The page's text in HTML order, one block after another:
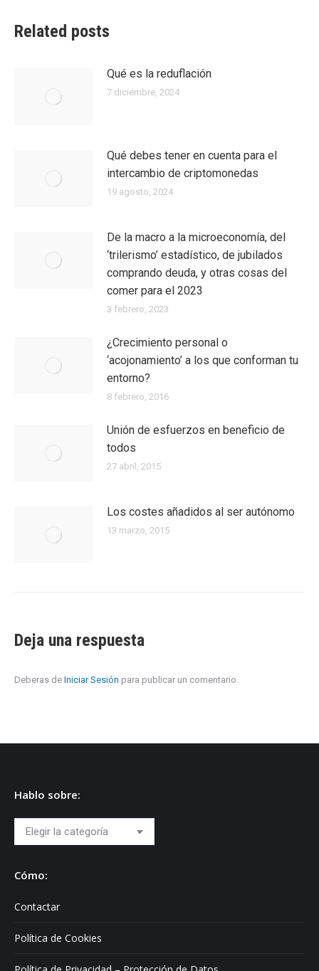
Related posts
Qué es la reduflación
7 diciembre, 2024
Qué debes tener en cuenta para el
intercambio de criptomonedas
19 agosto, 2024
De la macro a la microeconomía, del
‘trilerismo’ estadístico, de jubilados
comprando deuda, y otras cosas del
comer para el 2023
3 febrero, 2023
¿Crecimiento personal o
‘acojonamiento’ a los que conforman tu
entorno?
8 febrero, 2016
Unión de esfuerzos en beneficio de
todos
27 abril, 2015
Los costes añadidos al ser autónomo
13 marzo, 2015
Deja una respuesta
Deberas de Iniciar Sesión para publicar un comentario.
Hablo sobre:
Hablo
sobre:
Cómo:
Contactar
Política de Cookies